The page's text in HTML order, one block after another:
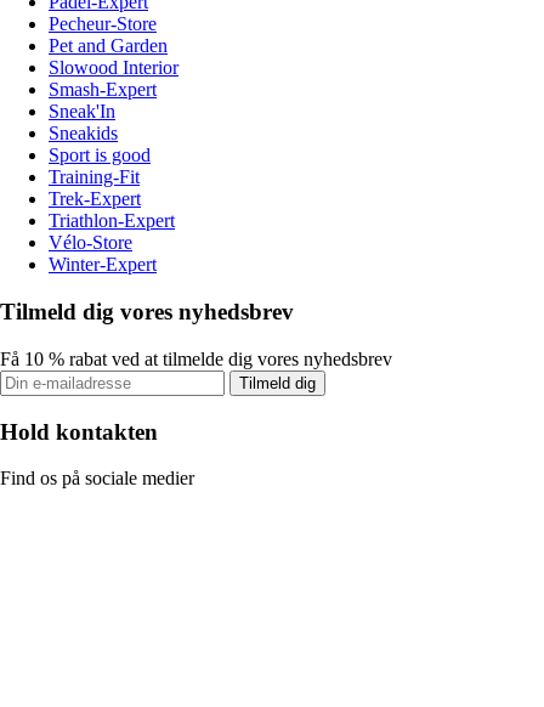
Pecheur-Store
Pet and Garden
Slowood Interior
Smash-Expert
Sneak'In
Sneakids
Sport is good
Training-Fit
Trek-Expert
Triathlon-Expert
Vélo-Store
Winter-Expert
Tilmeld dig vores nyhedsbrev
Få 10 % rabat ved at tilmelde dig vores nyhedsbrev
Tilmeld dig
Hold kontakten
Find os på sociale medier